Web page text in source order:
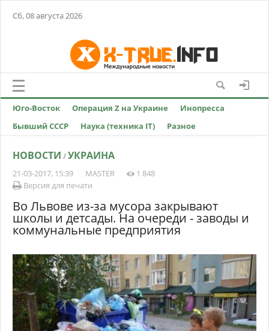
Сб, 08 августа 2026
Юго-Восток Операция Z на Украине
Инопресса
Бывший СССР
Наука (техника IT) Разное
НОВОСТИ /УКРАИНА
21-03-2017, 15:39 MASTER
1 848
Версия для печати
Во Львове из-за мусора закрывают
школы и детсады. На очереди - заводы и
коммунальные предприятия